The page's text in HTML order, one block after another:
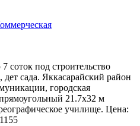
соток под строительство
сада. Яккасарайский район
городская
21.7х32 м
училище. Цена: